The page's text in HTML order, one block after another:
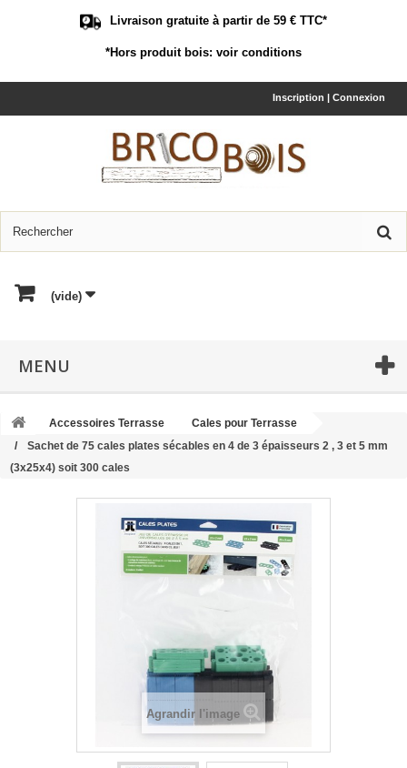
Livraison gratuite à partir de 59 € TTC*
*Hors produit bois: voir conditions
Inscription | Connexion
(vide)
MENU
Accessoires Terrasse
Cales pour Terrasse
Sachet de 75 cales plates sécables en 4 de 3 épaisseurs 2 , 3 et 5 mm
(3x25x4) soit 300 cales
Agrandir l'image